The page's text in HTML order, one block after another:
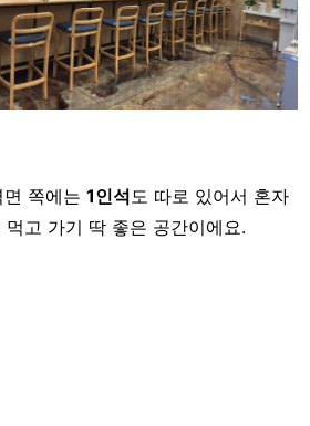
쪽에는 1인석도 따로 있어서 혼자
고 가기 딱 좋은 공간이에요.